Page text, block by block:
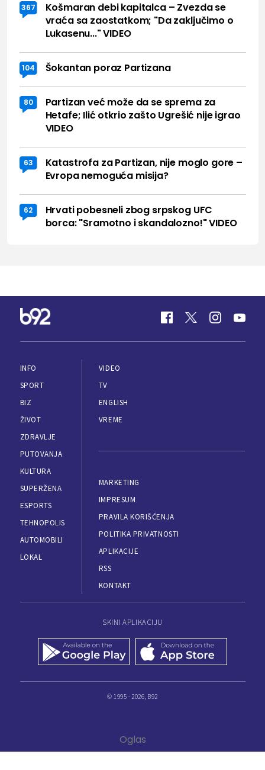
367
Košmaran debi kapitalca – Zvezda se
vraća sa zaostatkom; "Da zaključimo o
Lukasenu..." VIDEO
104 Šokantan poraz Partizana
80
Partizan već može da se sprema za
Hetafe; Ilić otkrio zašto Ugrešić nije igrao
VIDEO
63
Katastrofa za Partizan, nije moglo gore –
Evropa nemoguća misija?
62
Hrvati pobesneli zbog srpskog UFC
borca: "Sramotno i skandalozno!" VIDEO
INFO
SPORT
BIZ
ŽIVOT
ZDRAVLJE
PUTOVANJA
KULTURA
SUPERŽENA
ESPORTS
TEHNOPOLIS
AUTOMOBILI
LOKAL
VIDEO
TV
ENGLISH
VREME
MARKETING
IMPRESUM
PRAVILA KORIŠĆENJA
POLITIKA PRIVATNOSTI
APLIKACIJE
RSS
KONTAKT
SKINI APLIKACIJU
© 1995 - 2026, B92